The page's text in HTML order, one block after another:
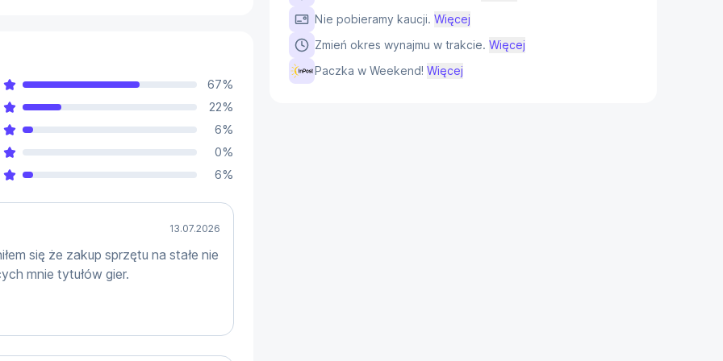
Nie pobieramy kaucji. Więcej
Zmień okres wynajmu w trakcie. Więcej
Paczka w Weekend! Więcej
porty USB-C i obsługuje karty
łatwo przeniesiesz dane z
umożliwia dostosowanie kąta
w kompatybilnych grach oraz jakość
idealne do tytułów
67%
22%
6%
0%
6%
13.07.2026
się że zakup sprzętu na stałe nie
mnie tytułów gier.